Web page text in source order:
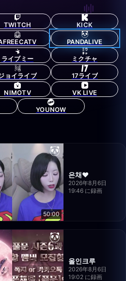
TWITCH KICK
PANDALIVE
ライブミー ミクチャ
ョイライブ 17ライブ
NIMOTV VK LIVE
YOUNOW
50:00
은채❤️
2026年8月6日
19:46 に録画
올인크루
2026年8月6日
19:02 に録画